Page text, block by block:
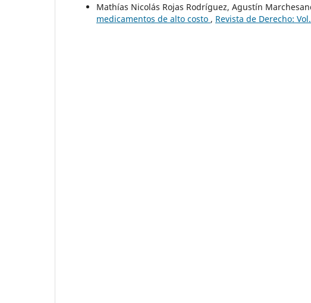
Mathías Nicolás Rojas Rodríguez, Agustín
medicamentos de alto costo , Revista de Derecho: